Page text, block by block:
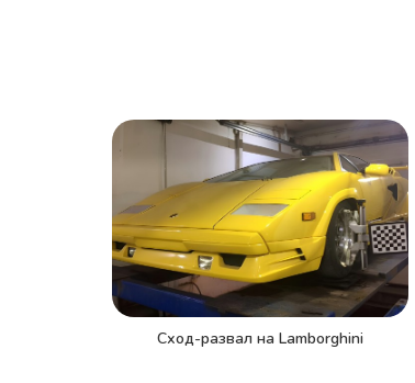
Сход-развал на Lamborghini